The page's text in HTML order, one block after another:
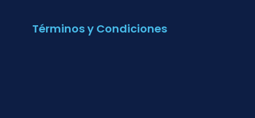
Términos y Condiciones